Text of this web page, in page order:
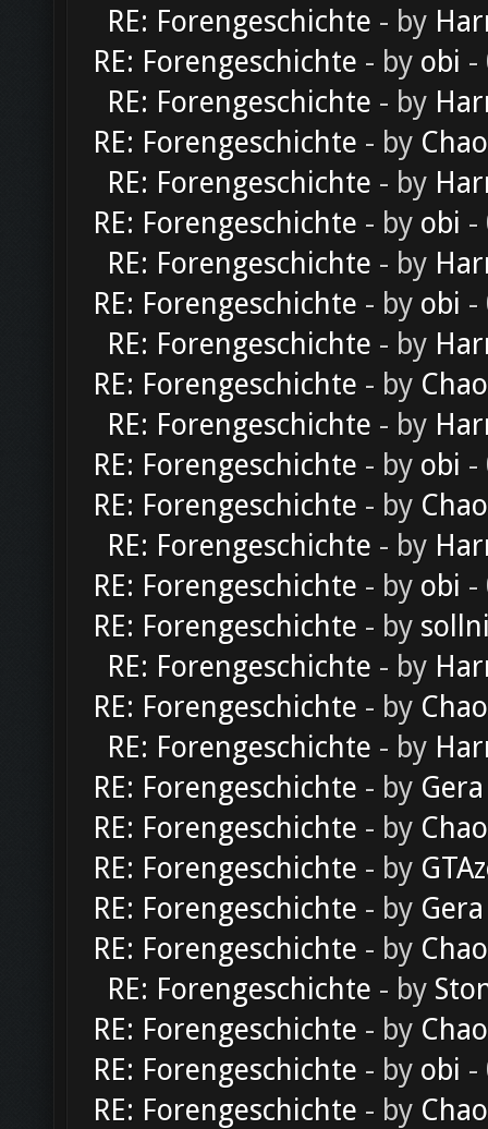
RE: Forengeschichte - by
RE: Forengeschichte - by obi -
RE: Forengeschichte - by
RE: Forengeschichte - by
RE: Forengeschichte - by
RE: Forengeschichte - by obi -
RE: Forengeschichte - by
RE: Forengeschichte - by obi -
RE: Forengeschichte - by
RE: Forengeschichte - by
RE: Forengeschichte - by
RE: Forengeschichte - by obi -
RE: Forengeschichte - by
RE: Forengeschichte - by
RE: Forengeschichte - by obi -
RE: Forengeschichte - by
RE: Forengeschichte - by
RE: Forengeschichte - by
RE: Forengeschichte - by
RE: Forengeschichte - by Gera
RE: Forengeschichte - by
RE: Forengeschichte - by
RE: Forengeschichte - by Gera
RE: Forengeschichte - by
RE: Forengeschichte - by
RE: Forengeschichte - by
RE: Forengeschichte - by obi -
RE: Forengeschichte - by